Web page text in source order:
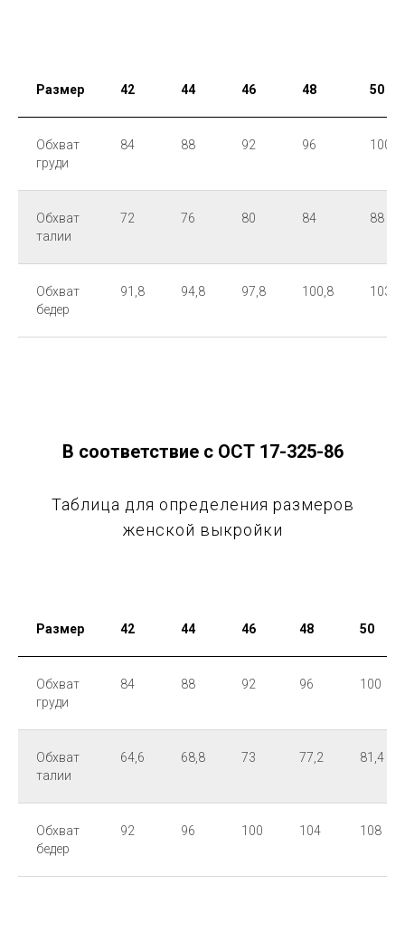
Размер 42 44 46 48 50
Обхват
груди
84 88 92 96 100
Обхват
талии
72 76 80 84 88
Обхват
бедер
91,8 94,8 97,8 100,8 103,8
В соответствие с ОСТ 17-325-86
Таблица для определения размеров
женской выкройки
Размер 42 44 46 48 50
Обхват
груди
84 88 92 96 100
Обхват
талии
64,6 68,8 73 77,2 81,4
Обхват
бедер
92 96 100 104 108